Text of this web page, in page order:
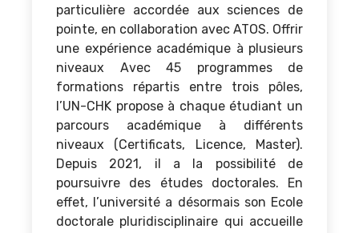
particulière accordée aux sciences de
pointe, en collaboration avec ATOS. Offrir
une expérience académique à plusieurs
niveaux Avec 45 programmes de
formations répartis entre trois pôles,
l’UN-CHK propose à chaque étudiant un
parcours académique à différents
niveaux (Certificats, Licence, Master).
Depuis 2021, il a la possibilité de
poursuivre des études doctorales. En
effet, l’université a désormais son Ecole
doctorale pluridisciplinaire qui accueille